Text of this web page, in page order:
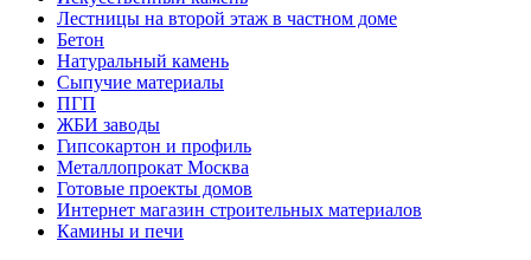
Лестницы на второй этаж в частном доме
Бетон
Натуральный камень
Сыпучие материалы
ПГП
ЖБИ заводы
Гипсокартон и профиль
Металлопрокат Москва
Готовые проекты домов
Интернет магазин строительных материалов
Камины и печи